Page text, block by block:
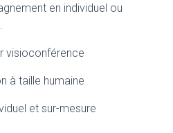
en individuel ou
visioconférence
à taille humaine
et sur-mesure